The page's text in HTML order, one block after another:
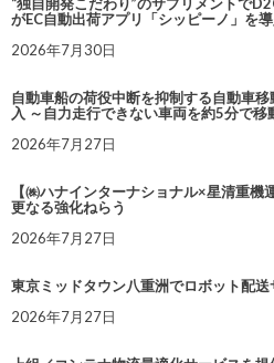
“独自開発こだわり”のサプリメントで
がEC自動出荷アプリ「シッピーノ」を
2026年7月30日
自動車船の荷役中断を抑制する自動車
入 ～自力走行できない車両を約5分で移
2026年7月27日
【㈱ハナインターナショナル×星清重
更なる強化ねらう
2026年7月27日
東京ミッドタウン八重洲でロボット配
2026年7月27日